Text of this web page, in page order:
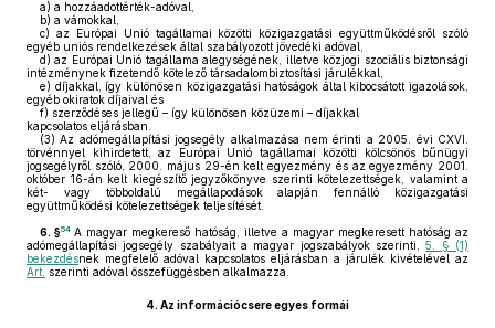
a) a hozzáadottérték-adóval,
b) a vámokkal,
c) az Európai Unió tagállamai közötti közigazgatási együttműködésről szóló
egyéb uniós rendelkezések által szabályozott jövedéki adóval,
d) az Európai Unió tagállama alegységének, illetve közjogi szociális biztonsági
intézménynek fizetendő kötelező társadalombiztosítási járulékkal,
e) díjakkal, így különösen közigazgatási hatóságok által kibocsátott igazolások,
egyéb okiratok díjaival és
f) szerződéses jellegű – így különösen közüzemi – díjakkal
kapcsolatos eljárásban.
(3) Az adómegállapítási jogsegély alkalmazása nem érinti a 2005. évi CXVI.
törvénnyel kihirdetett, az Európai Unió tagállamai közötti kölcsönös bűnügyi
jogsegélyről szóló, 2000. május 29-én kelt egyezmény és az egyezmény 2001.
október 16-án kelt kiegészítő jegyzőkönyve szerinti kötelezettségek, valamint a
két- vagy többoldalú megállapodások alapján fennálló közigazgatási
együttműködési kötelezettségek teljesítését.
6. §54 A magyar megkereső hatóság, illetve a magyar megkeresett hatóság az
adómegállapítási jogsegély szabályait a magyar jogszabályok szerinti,5. § (1)
bekezdésnek megfelelő adóval kapcsolatos eljárásban a járulék kivételével az
Art. szerinti adóval összefüggésben alkalmazza.
4. Az információcsere egyes formái